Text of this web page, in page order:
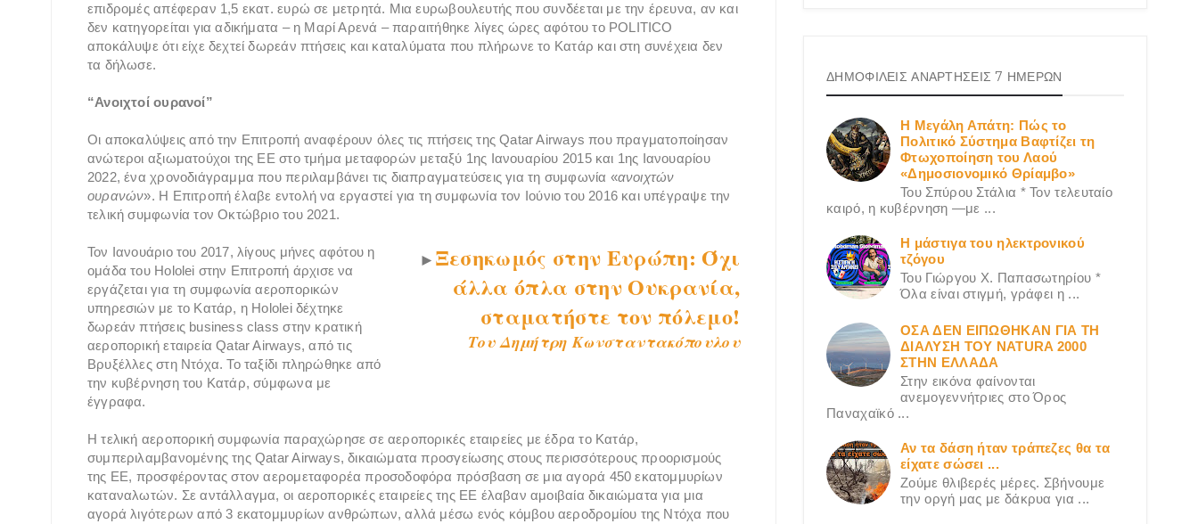
επιδρομές απέφεραν 1,5 εκατ. ευρώ σε μετρητά. Μια ευρωβουλευτής που συνδέεται με την έρευνα, αν και
δεν κατηγορείται για αδικήματα – η Μαρί Αρενά – παραιτήθηκε λίγες ώρες αφότου το POLITICO
αποκάλυψε ότι είχε δεχτεί δωρεάν πτήσεις και καταλύματα που πλήρωνε το Κατάρ και στη συνέχεια δεν
τα δήλωσε.
“Ανοιχτοί ουρανοί”
Οι αποκαλύψεις από την Επιτροπή αναφέρουν όλες τις πτήσεις της Qatar Airways που πραγματοποίησαν
ανώτεροι αξιωματούχοι της ΕΕ στο τμήμα μεταφορών μεταξύ 1ης Ιανουαρίου 2015 και 1ης Ιανουαρίου
2022, ένα χρονοδιάγραμμα που περιλαμβάνει τις διαπραγματεύσεις για τη συμφωνία «ανοιχτών
ουρανών». Η Επιτροπή έλαβε εντολή να εργαστεί για τη συμφωνία τον Ιούνιο του 2016 και υπέγραψε την
τελική συμφωνία τον Οκτώβριο του 2021.
►Ξεσηκωμός στην Ευρώπη: Όχι
άλλα όπλα στην Ουκρανία,
σταματήστε τον πόλεμο!
Του Δημήτρη Κωνσταντακόπουλου
Τον Ιανουάριο του 2017, λίγους μήνες αφότου η
ομάδα του Hololei στην Επιτροπή άρχισε να
εργάζεται για τη συμφωνία αεροπορικών
υπηρεσιών με το Κατάρ, η Hololei δέχτηκε
δωρεάν πτήσεις business class στην κρατική
αεροπορική εταιρεία Qatar Airways, από τις
Βρυξέλλες στη Ντόχα. Το ταξίδι πληρώθηκε από
την κυβέρνηση του Κατάρ, σύμφωνα με
έγγραφα.
Η τελική αεροπορική συμφωνία παραχώρησε σε αεροπορικές εταιρείες με έδρα το Κατάρ,
συμπεριλαμβανομένης της Qatar Airways, δικαιώματα προσγείωσης στους περισσότερους προορισμούς
της ΕΕ, προσφέροντας στον αερομεταφορέα προσοδοφόρα πρόσβαση σε μια αγορά 450 εκατομμυρίων
καταναλωτών. Σε αντάλλαγμα, οι αεροπορικές εταιρείες της ΕΕ έλαβαν αμοιβαία δικαιώματα για μια
αγορά λιγότερων από 3 εκατομμυρίων ανθρώπων, αλλά μέσω ενός κόμβου αεροδρομίου της Ντόχα που
ΔΗΜΟΦΙΛΕΙΣ ΑΝΑΡΤΗΣΕΙΣ 7 ΗΜΕΡΩΝ
Η Μεγάλη Απάτη: Πώς το
Πολιτικό Σύστημα Βαφτίζει τη
Φτωχοποίηση του Λαού
«Δημοσιονομικό Θρίαμβο»
Του Σπύρου Στάλια * Τον τελευταίο
καιρό, η κυβέρνηση —με ...
Η μάστιγα του ηλεκτρονικού
τζόγου
Του Γιώργου X. Παπασωτηρίου *
Όλα είναι στιγμή, γράφει η ...
ΟΣΑ ΔΕN ΕΙΠΩΘΗΚΑΝ ΓΙΑ ΤΗ
ΔΙΑΛΥΣΗ ΤΟΥ NATURA 2000
ΣΤΗΝ ΕΛΛΑΔΑ
Στην εικόνα φαίνονται
ανεμογεννήτριες στο Όρος
Παναχαϊκό ...
Αν τα δάση ήταν τράπεζες θα τα
είχατε σώσει ...
Ζούμε θλιβερές μέρες. Σβήνουμε
την οργή μας με δάκρυα για ...